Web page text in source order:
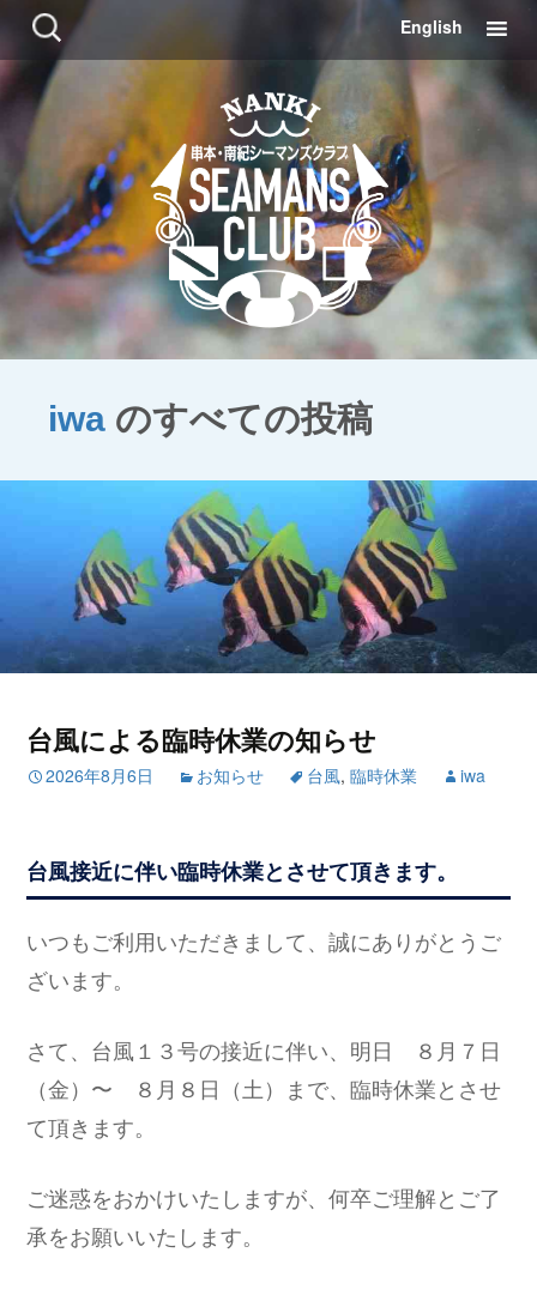
検
索:
コ
ン
ツ
に
English
iwa のすべての投稿
台風による臨時休業の知らせ
2026年8月6日 お知らせ 台風,臨時休業 iwa
台風接近に伴い臨時休業とさせて頂きます。
いつもご利用いただきまして、誠にありがとうご
ざいます。
さて、台風１３号の接近に伴い、明日 ８月７日
（金）〜 ８月８日（土）まで、臨時休業とさせ
て頂きます。
ご迷惑をおかけいたしますが、何卒ご理解とご了
承をお願いいたします。